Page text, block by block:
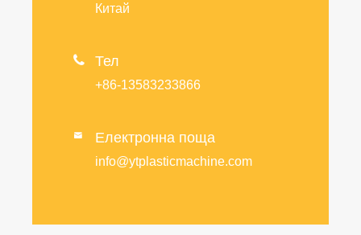
Китай
 Тел
+86-13583233866
 Електронна поща
info@ytplasticmachine.com